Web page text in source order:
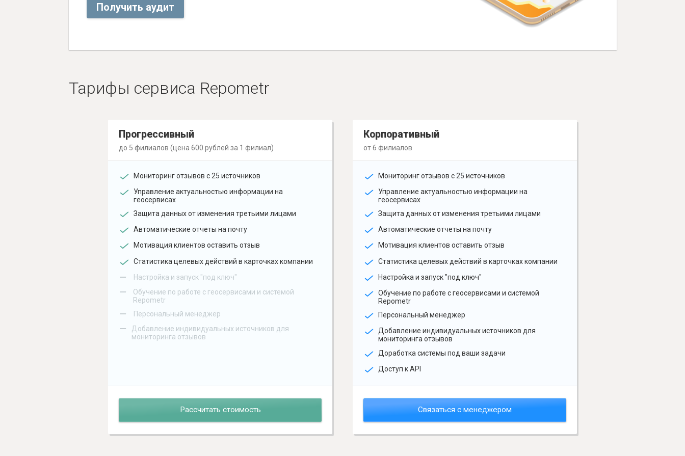
Получить аудит
Тарифы сервиса Repometr
Прогрессивный
до 5 филиалов (цена 600 рублей за 1 филиал)
Мониторинг отзывов с 25 источников
Управление актуальностью информации на
геосервисах
Защита данных от изменения третьими лицами
Автоматические отчеты на почту
Мотивация клиентов оставить отзыв
Статистика целевых действий в карточках компании
– Настройка и запуск "под ключ"
–
Обучение по работе с геосервисами и системой
Repometr
– Персональный менеджер
–
Добавление индивидуальных источников для
мониторинга отзывов
Рассчитать стоимость
Корпоративный
от 6 филиалов
Мониторинг отзывов с 25 источников
Управление актуальностью информации на
геосервисах
Защита данных от изменения третьими лицами
Автоматические отчеты на почту
Мотивация клиентов оставить отзыв
Статистика целевых действий в карточках компании
Настройка и запуск "под ключ"
Обучение по работе с геосервисами и системой
Repometr
Персональный менеджер
Добавление индивидуальных источников для
мониторинга отзывов
Доработка системы под ваши задачи
Доступ к API
Связаться с менеджером